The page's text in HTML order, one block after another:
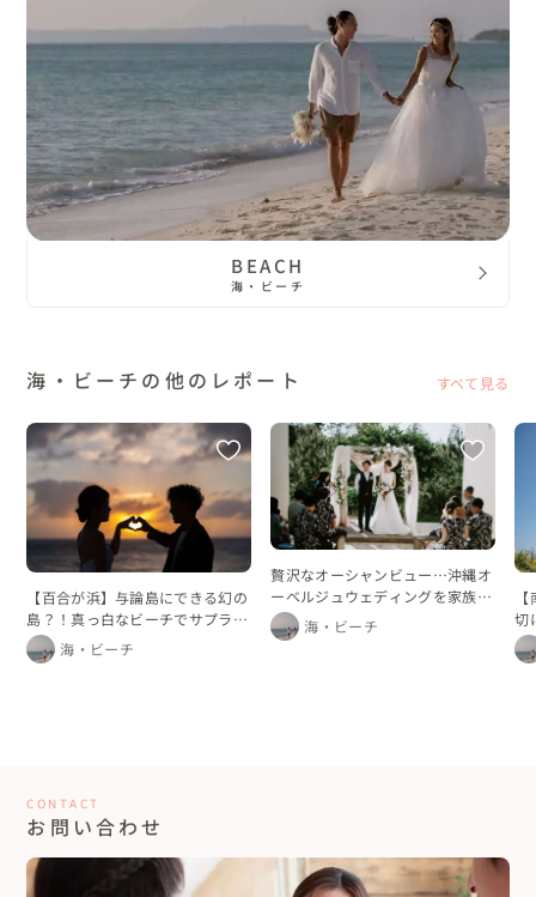
BEACH
海・ビーチ
海・ビーチの他のレポート すべて見る
【百合が浜】与論島にできる幻の
島？！真っ白なビーチでサプライ
ズセカンドプロポーズ♡
海・ビーチ
贅沢なオーシャンビュー…沖縄オ
ーベルジュウェディングを家族と
ともに過ごした二泊三日
海・ビーチ
切
CONTACT
お問い合わせ